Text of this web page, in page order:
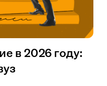
в 2026 году: